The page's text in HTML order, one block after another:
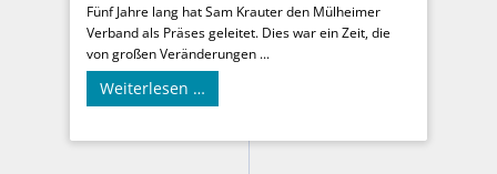
Fünf Jahre lang hat Sam Krauter den Mülheimer
Verband als Präses geleitet. Dies war ein Zeit, die
von großen Veränderungen ...
Weiterlesen …